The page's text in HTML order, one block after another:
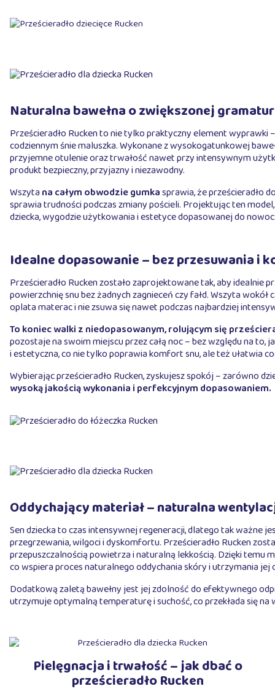
Naturalna bawełna o zwiększonej
Prześcieradło Rucken to nie tylko praktyczny element
codziennym śnie maluszka. Wykonane z wysokogatunkowej
przyjemne otulenie oraz trwałość nawet przy intensywnym
produkt bezpieczny, przyjazny i niezawodny.
Wszyta na całym obwodzie gumkasprawia, że prześcieradło
sprawia trudności podczas zmiany pościeli. Projektując ten
dziecka, wygodzie użytkowania i estetyce dopasowanej do
Idealne dopasowanie – bez przesuwania i
Prześcieradło Rucken zostało zaprojektowane tak, aby idealnie
powierzchnię snu bez żadnych zagnieceń czy fałd. Wszyta
oplata materac i nie zsuwa się nawet podczas najbardziej
To koniec walki z niedopasowanym, rolującym się
pozostaje na swoim miejscu przez całą noc – bez względu na to,
i estetyczna, co nie tylko poprawia komfort snu, ale też ułatwia
Wybierając prześcieradło Rucken, zyskujesz spokój – zarówno
wysoką jakością wykonania i perfekcyjnym dopasowaniem.
Oddychający materiał – naturalna
Sen dziecka to czas intensywnej regeneracji, dlatego tak ważne
przegrzewania, wilgoci i dyskomfortu. Prześcieradło Rucken
przepuszczalnością powietrza i naturalną lekkością. Dzięki temu
co wspiera proces naturalnego oddychania skóry i utrzymania jej
Dodatkową zaletą bawełny jest jej zdolność do efektywnego
utrzymuje optymalną temperaturę i suchość, co przekłada się
Pielęgnacja i trwałość – jak dbać o
prześcieradło Rucken